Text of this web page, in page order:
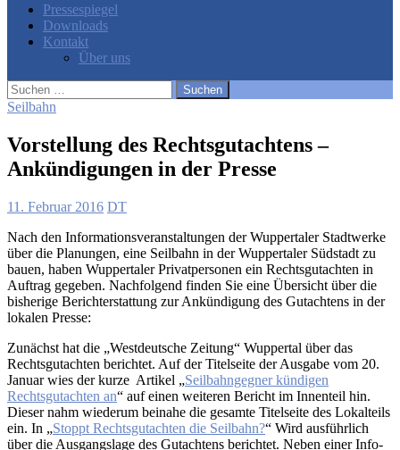
Pressespiegel
Downloads
Kontakt
Über uns
Suchen
nach:
Seilbahn
Vorstellung des Rechtsgutachtens –
Ankündigungen in der Presse
11. Februar 2016 DT
Nach den Informationsveranstaltungen der Wuppertaler Stadtwerke
über die Planungen, eine Seilbahn in der Wuppertaler Südstadt zu
bauen, haben Wuppertaler Privatpersonen ein Rechtsgutachten in
Auftrag gegeben. Nachfolgend finden Sie eine Übersicht über die
bisherige Berichterstattung zur Ankündigung des Gutachtens in der
lokalen Presse:
Zunächst hat die „Westdeutsche Zeitung“ Wuppertal über das
Rechtsgutachten berichtet. Auf der Titelseite der Ausgabe vom 20.
Januar wies der kurze Artikel „Seilbahngegner kündigen
Rechtsgutachten an“ auf einen weiteren Bericht im Innenteil hin.
Dieser nahm wiederum beinahe die gesamte Titelseite des Lokalteils
ein. In „Stoppt Rechtsgutachten die Seilbahn?“ Wird ausführlich
über die Ausgangslage des Gutachtens berichtet. Neben einer Info-